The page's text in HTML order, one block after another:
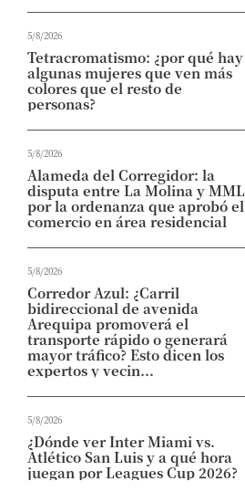
5/8/2026
Tetracromatismo: ¿por qué hay
algunas mujeres que ven más
colores que el resto de
personas?
5/8/2026
Alameda del Corregidor: la
disputa entre La Molina y MML
por la ordenanza que aprobó el
comercio en área residencial
5/8/2026
Corredor Azul: ¿Carril
bidireccional de avenida
Arequipa promoverá el
transporte rápido o generará
mayor tráfico? Esto dicen los
expertos y vecin...
5/8/2026
¿Dónde ver Inter Miami vs.
Atlético San Luis y a qué hora
juegan por Leagues Cup 2026?